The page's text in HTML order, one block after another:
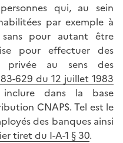
qui, au sein
par exemple à
pour autant être
pour effectuer des
privée au sens des
629 du 12 juillet 1983
dans la base
CNAPS. Tel est le
des banques ainsi
tiret du I-A-1 § 30.